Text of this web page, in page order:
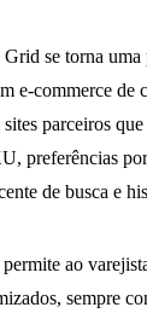
se torna
e-commerce de
parceiros
preferências
de busca e
ao
sempre